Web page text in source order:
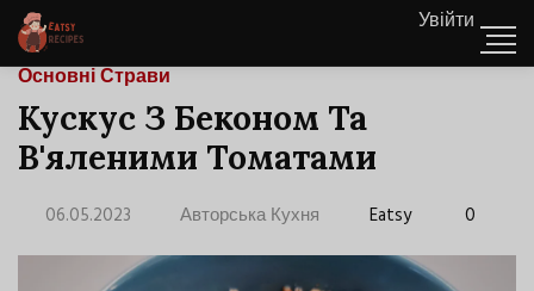
Увійти
Основні Страви
Кускус З Беконом Та
В'яленими Томатами
06.05.2023 Авторська Кухня Eatsy 0